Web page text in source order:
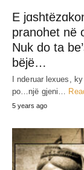
E
pranohet në
Nuk do ta
bëjë…
I nderuar lexues,
po…një gjeni…
5 years ago